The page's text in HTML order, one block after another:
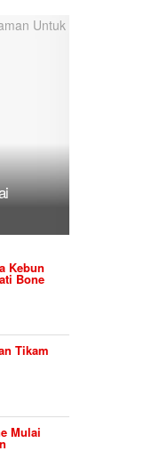
Kebun
Bone
Tikam
Mulai